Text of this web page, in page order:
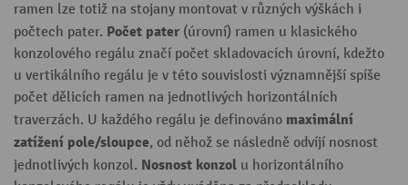
ramen lze totiž na stojany montovat v různých výškách i
počtech pater. Počet pater (úrovní) ramen u klasického
konzolového regálu značí počet skladovacích úrovní, kdežto
u vertikálního regálu je v této souvislosti významnější spíše
počet dělicích ramen na jednotlivých horizontálních
traverzách. U každého regálu je definováno maximální
zatížení pole/sloupce, od něhož se následně odvíjí nosnost
jednotlivých konzol. Nosnost konzol u horizontálního